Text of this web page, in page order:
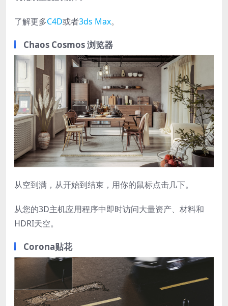
了解更多C4D或者3ds Max。
Chaos Cosmos 浏览器
从空到满，从开始到结束，用你的鼠标点击几下。
从您的3D主机应用程序中即时访问大量资产、材料和
HDRI天空。
Corona贴花